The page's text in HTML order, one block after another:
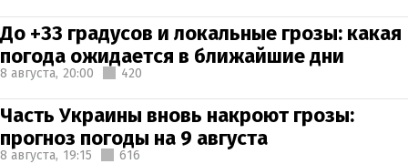
До +33 градусов и локальные грозы: какая
погода ожидается в ближайшие дни
8 августа, 20:00 420
Часть Украины вновь накроют грозы:
прогноз погоды на 9 августа
8 августа, 19:15 616